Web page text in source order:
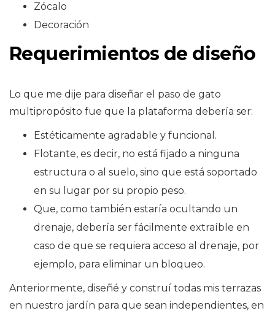
Zócalo
Decoración
Requerimientos de diseño
Lo que me dije para diseñar el paso de gato
multipropósito fue que la plataforma debería ser:
Estéticamente agradable y funcional.
Flotante, es decir, no está fijado a ninguna
estructura o al suelo, sino que está soportado
en su lugar por su propio peso.
Que, como también estaría ocultando un
drenaje, debería ser fácilmente extraíble en
caso de que se requiera acceso al drenaje, por
ejemplo, para eliminar un bloqueo.
Anteriormente, diseñé y construí todas mis terrazas
en nuestro jardín para que sean independientes, en